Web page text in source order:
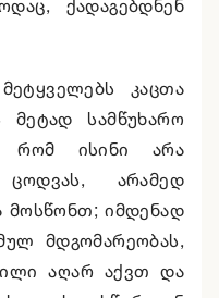
ქადაგებდნენ
კაცთა
სამწუხარო
რომ ისინი არა
არამედ
იმდენად
მდგომარეობას,
აღარ აქვთ და